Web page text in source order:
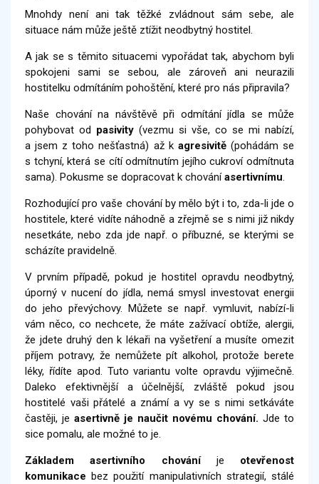
Mnohdy není ani tak těžké zvládnout sám sebe, ale
situace nám může ještě ztížit neodbytný hostitel.
A jak se s těmito situacemi vypořádat tak, abychom byli
spokojeni sami se sebou, ale zároveň ani neurazili
hostitelku odmítáním pohoštění, které pro nás připravila?
Naše chování na návštěvě při odmítání jídla se může
pohybovat od pasivity (vezmu si vše, co se mi nabízí,
a jsem z toho nešťastná) až k agresivitě(pohádám se
s tchyní, která se cítí odmítnutím jejího cukroví odmítnuta
sama). Pokusme se dopracovat k chováníasertivnímu.
Rozhodující pro vaše chování by mělo být i to, zda-li jde o
hostitele, které vidíte náhodně a zřejmě se s nimi již nikdy
nesetkáte, nebo zda jde např. o příbuzné, se kterými se
scházíte pravidelně.
V prvním případě, pokud je hostitel opravdu neodbytný,
úporný v nucení do jídla, nemá smysl investovat energii
do jeho převýchovy. Můžete se např. vymluvit, nabízí-li
vám něco, co nechcete, že máte zažívací obtíže, alergii,
že jdete druhý den k lékaři na vyšetření a musíte omezit
příjem potravy, že nemůžete pít alkohol, protože berete
léky, řídíte apod. Tuto variantu volte opravdu výjimečně.
Daleko efektivnější a účelnější, zvláště pokud jsou
hostitelé vaši přátelé a známí a vy se s nimi setkáváte
častěji, je asertivně je naučit novému chování. Jde to
sice pomalu, ale možné to je.
Základem asertivního chování je otevřenost
komunikacebez použití manipulativních strategií, stálé